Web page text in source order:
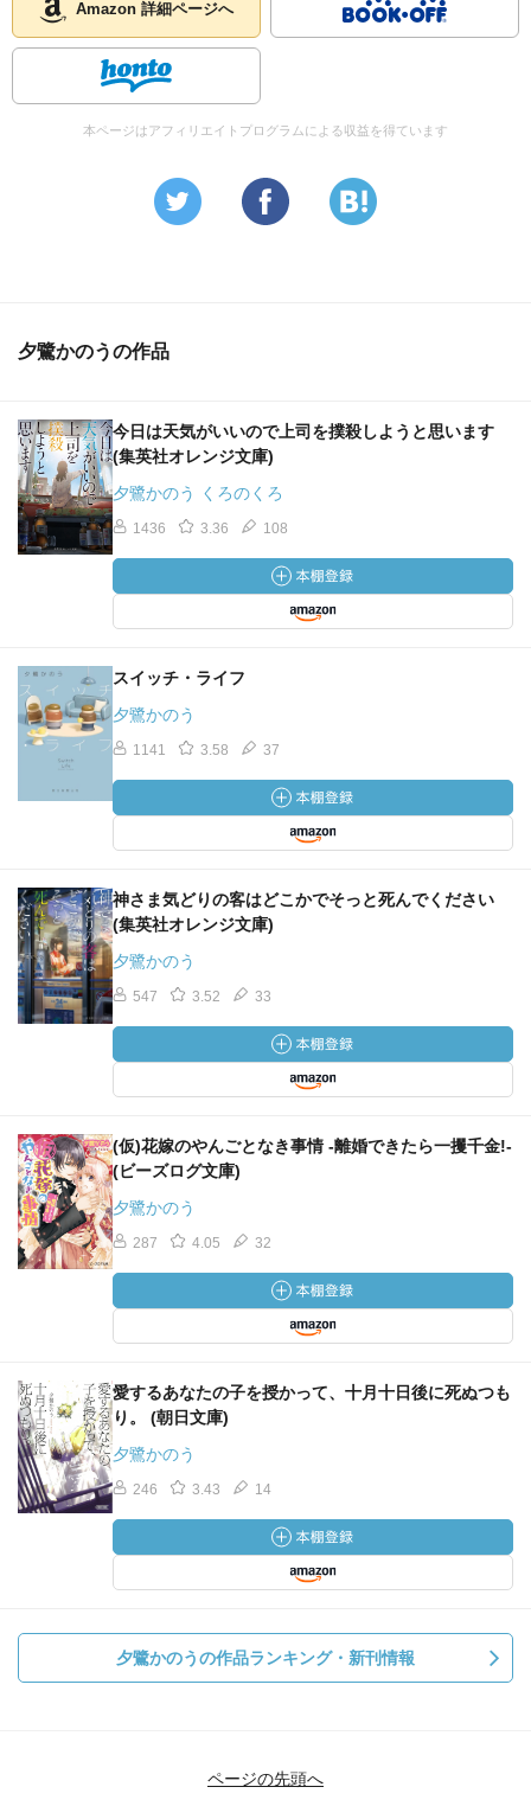
Amazon 詳細ページへ
本ページはアフィリエイトプログラムによる収益を得ています
夕鷺かのうの作品
今日は天気がいいので上司を撲殺しようと思います
(集英社オレンジ文庫)
夕鷺かのう くろのくろ
1436 3.36 108
スイッチ・ライフ
夕鷺かのう
1141 3.58 37
神さま気どりの客はどこかでそっと死んでください
(集英社オレンジ文庫)
夕鷺かのう
547 3.52 33
(仮)花嫁のやんごとなき事情 ‐離婚できたら一攫千金!‐
(ビーズログ文庫)
夕鷺かのう
287 4.05 32
愛するあなたの子を授かって、十月十日後に死ぬつも
り。 (朝日文庫)
夕鷺かのう
246 3.43 14
夕鷺かのうの作品ランキング・新刊情報
ページの先頭へ